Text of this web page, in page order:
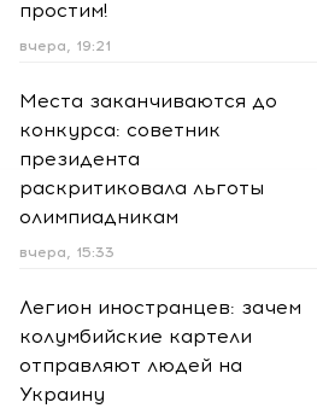
простим!
вчера, 19:21
Места заканчиваются до
конкурса: советник
президента
раскритиковала льготы
олимпиадникам
вчера, 15:33
Легион иностранцев: зачем
колумбийские картели
отправляют людей на
Украину